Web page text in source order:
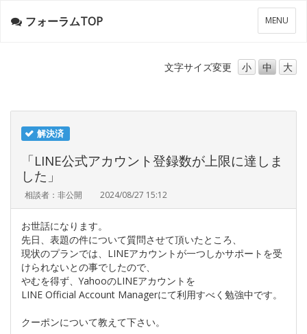
メ
ニ
ー
MENU
フォーラムTOP
文字サイズ変更 小 中 大
解決済
「LINE公式アカウント登録数が上限に達しま
した」
相談者：非公開 2024/08/27 15:12
お世話になります。
先日、表題の件について質問させて頂いたところ、
現状のプランでは、LINEアカウントが一つしかサポートを受
けられないとの事でしたので、
やむを得ず、YahooのLINEアカウントを
LINE Official Account Managerにて利用すべく勉強中です。
クーポンについて教えて下さい。